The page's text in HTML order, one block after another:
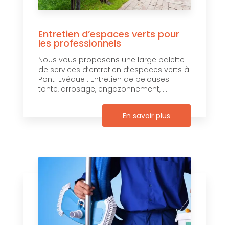
Entretien d’espaces verts pour
les professionnels
Nous vous proposons une large palette
de services d’entretien d’espaces verts à
Pont-Evêque : Entretien de pelouses :
tonte, arrosage, engazonnement, ...
En savoir plus